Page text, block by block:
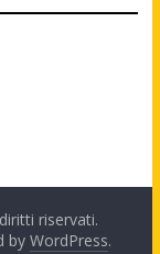
riservati.
by WordPress.